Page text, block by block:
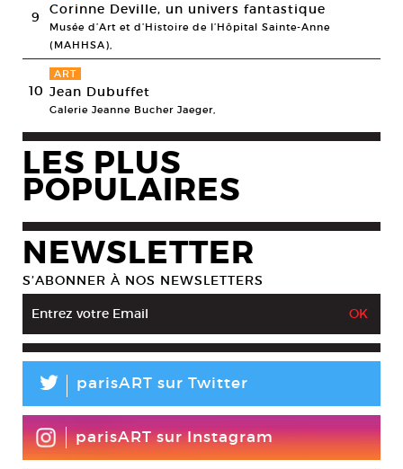
9 Corinne Deville, un univers fantastique
Musée d’Art et d’Histoire de l’Hôpital Sainte-Anne
(MAHHSA),
10
ART
Jean Dubuffet
Galerie Jeanne Bucher Jaeger,
LES PLUS
POPULAIRES
NEWSLETTER
S’ABONNER À NOS NEWSLETTERS
L parisART sur Twitter
parisART sur Instagram